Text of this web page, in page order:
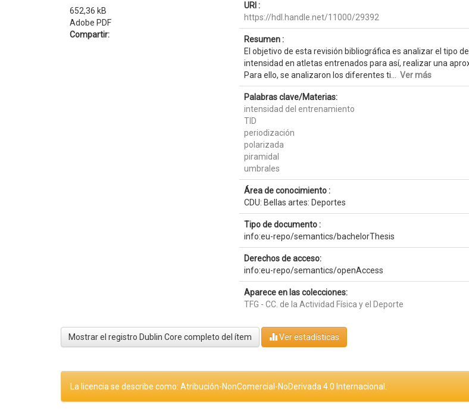
652,36 kB
Adobe PDF
Compartir:
URI :
https://hdl.handle.net/11000/29392
Resumen :
El objetivo de esta revisión bibliográfica es analizar el tipo
intensidad en atletas entrenados para así, realizar una
Para ello, se analizaron los diferentes ti... Ver más
Palabras clave/Materias:
intensidad del entrenamiento
TID
periodización
polarizada
piramidal
umbrales
Área de conocimiento :
CDU: Bellas artes: Deportes
Tipo de documento :
info:eu-repo/semantics/bachelorThesis
Derechos de acceso:
info:eu-repo/semantics/openAccess
Aparece en las colecciones:
TFG - CC. de la Actividad Física y el Deporte
Mostrar el registro Dublin Core completo del ítem Ver estadísticas
La licencia se describe como: Atribución-NonComercial-NoDerivada 4.0 Internacional.